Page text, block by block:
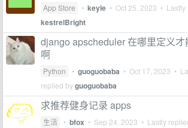
App Store • keyle • Oct 25, 2023 •
kestrelBright
django apscheduler 在哪里定义才
啊
Python • guoguobaba • Oct 17, 2023 •
replied byguoguobaba
求推荐健身记录 apps
生活 • bfox • Sep 24, 2023 • Lastly